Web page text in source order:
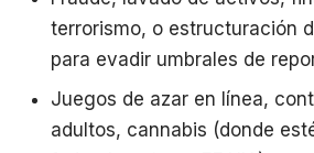
terrorismo, o estructuración
para evadir umbrales de
Juegos de azar en línea,
adultos, cannabis (donde